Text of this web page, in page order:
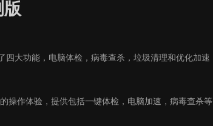
大功能，电脑体检，病毒查杀，垃圾清理和优化加速
作体验，提供包括一键体检，电脑加速，病毒查杀等